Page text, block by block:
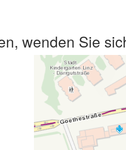
wenden Sie